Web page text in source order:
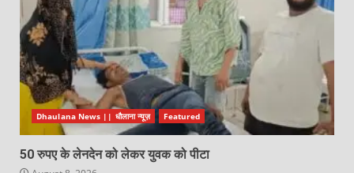
Dhaulana News || धौलाना न्यूज़ Featured
50 रुपए के लेनदेन को लेकर युवक को पीटा